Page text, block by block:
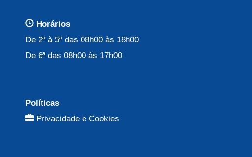
Horários
De 2ª à 5ª das 08h00 às 18h00
De 6ª das 08h00 às 17h00
Políticas
Privacidade e Cookies